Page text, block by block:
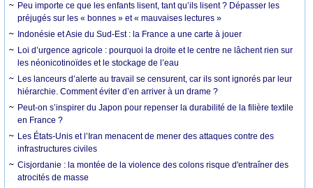
Peu importe ce que les enfants lisent, tant qu’ils lisent ? Dépasser les
préjugés sur les « bonnes » et « mauvaises lectures »
Indonésie et Asie du Sud-Est : la France a une carte à jouer
Loi d’urgence agricole : pourquoi la droite et le centre ne lâchent rien sur
les néonicotinoïdes et le stockage de l’eau
Les lanceurs d’alerte au travail se censurent, car ils sont ignorés par leur
hiérarchie. Comment éviter d’en arriver à un drame ?
Peut-on s’inspirer du Japon pour repenser la durabilité de la filière textile
en France ?
Les États-Unis et l’Iran menacent de mener des attaques contre des
infrastructures civiles
Cisjordanie : la montée de la violence des colons risque d'entraîner des
atrocités de masse